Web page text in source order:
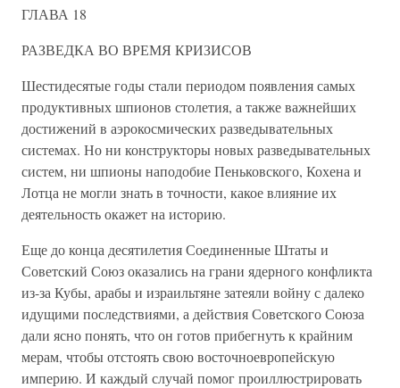
ГЛАВА 18
РАЗВЕДКА ВО ВРЕМЯ КРИЗИСОВ
Шестидесятые годы стали периодом появления самых
продуктивных шпионов столетия, а также важнейших
достижений в аэрокосмических разведывательных
системах. Но ни конструкторы новых разведывательных
систем, ни шпионы наподобие Пеньковского, Кохена и
Лотца не могли знать в точности, какое влияние их
деятельность окажет на историю.
Еще до конца десятилетия Соединенные Штаты и
Советский Союз оказались на грани ядерного конфликта
из-за Кубы, арабы и израильтяне затеяли войну с далеко
идущими последствиями, а действия Советского Союза
дали ясно понять, что он готов прибегнуть к крайним
мерам, чтобы отстоять свою восточноевропейскую
империю. И каждый случай помог проиллюстрировать